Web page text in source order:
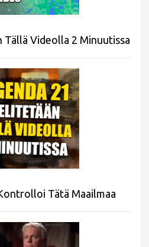
Tällä Videolla 2 Minuutissa
Tätä Maailmaa